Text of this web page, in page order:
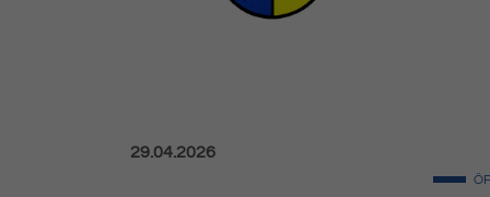
Veröffentlicht am:
29.04.2026